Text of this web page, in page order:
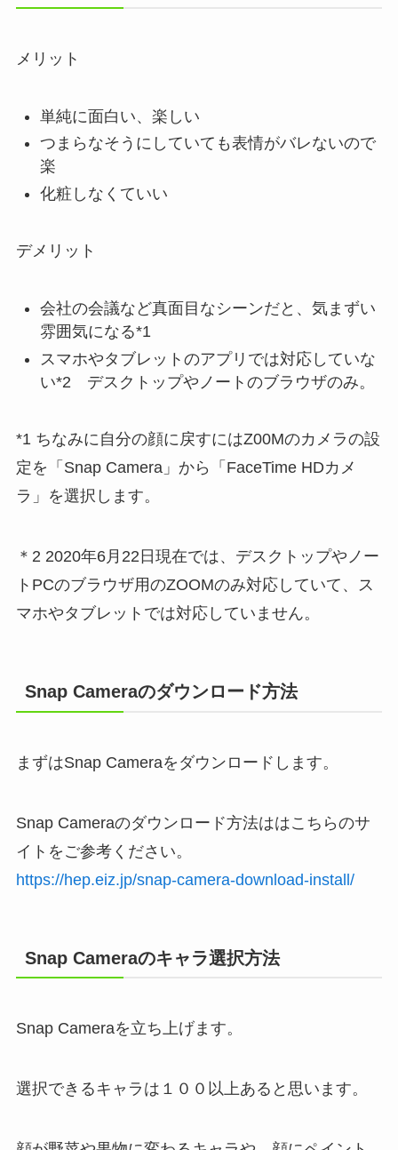
メリット
単純に面白い、楽しい
つまらなそうにしていても表情がバレないので
楽
化粧しなくていい
デメリット
会社の会議など真面目なシーンだと、気まずい
雰囲気になる*1
スマホやタブレットのアプリでは対応していな
い*2 デスクトップやノートのブラウザのみ。
*1 ちなみに自分の顔に戻すにはZ00Mのカメラの設
定を「Snap Camera」から「FaceTime HDカメ
ラ」を選択します。
＊2 2020年6月22日現在では、デスクトップやノー
トPCのブラウザ用のZOOMのみ対応していて、ス
マホやタブレットでは対応していません。
Snap Cameraのダウンロード方法
まずはSnap Cameraをダウンロードします。
Snap Cameraのダウンロード方法ははこちらのサ
イトをご参考ください。
https://hep.eiz.jp/snap-camera-download-install/
Snap Cameraのキャラ選択方法
Snap Cameraを立ち上げます。
選択できるキャラは１００以上あると思います。